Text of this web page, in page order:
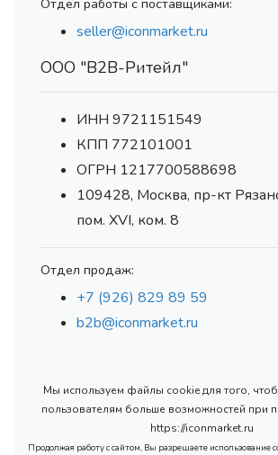
Отдел работы с поставщиками:
seller@iconmarket.ru
ООО "В2В-Ритейл"
ИНН 9721151549
КПП 772101001
ОГРН 1217700588698
109428, Москва, пр-кт
пом. XVI, ком. 8
Отдел продаж:
+7 (926) 829 89 59
b2b@iconmarket.ru
Мы используем файлы cookie для того,
пользователям больше возможностей при
https://iconmarket.ru
Продолжая работу с сайтом, Вы разрешаете использование